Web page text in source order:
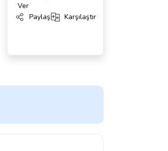
Ver
Paylaş
Karşılaştır